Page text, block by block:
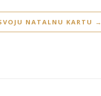
NATALNU KARTU →